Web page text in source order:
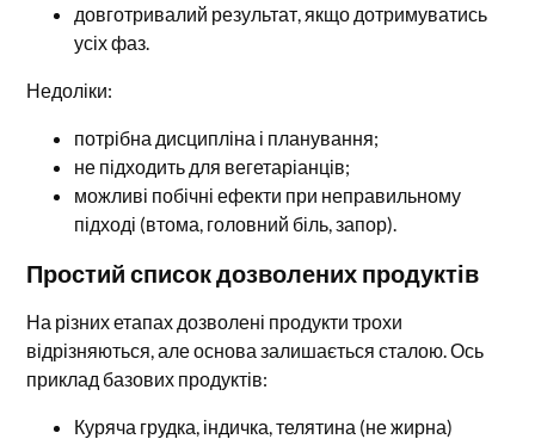
довготривалий результат, якщо дотримуватись
усіх фаз.
Недоліки:
потрібна дисципліна і планування;
не підходить для вегетаріанців;
можливі побічні ефекти при неправильному
підході (втома, головний біль, запор).
Простий список дозволених продуктів
На різних етапах дозволені продукти трохи
відрізняються, але основа залишається сталою. Ось
приклад базових продуктів:
Куряча грудка, індичка, телятина (не жирна)